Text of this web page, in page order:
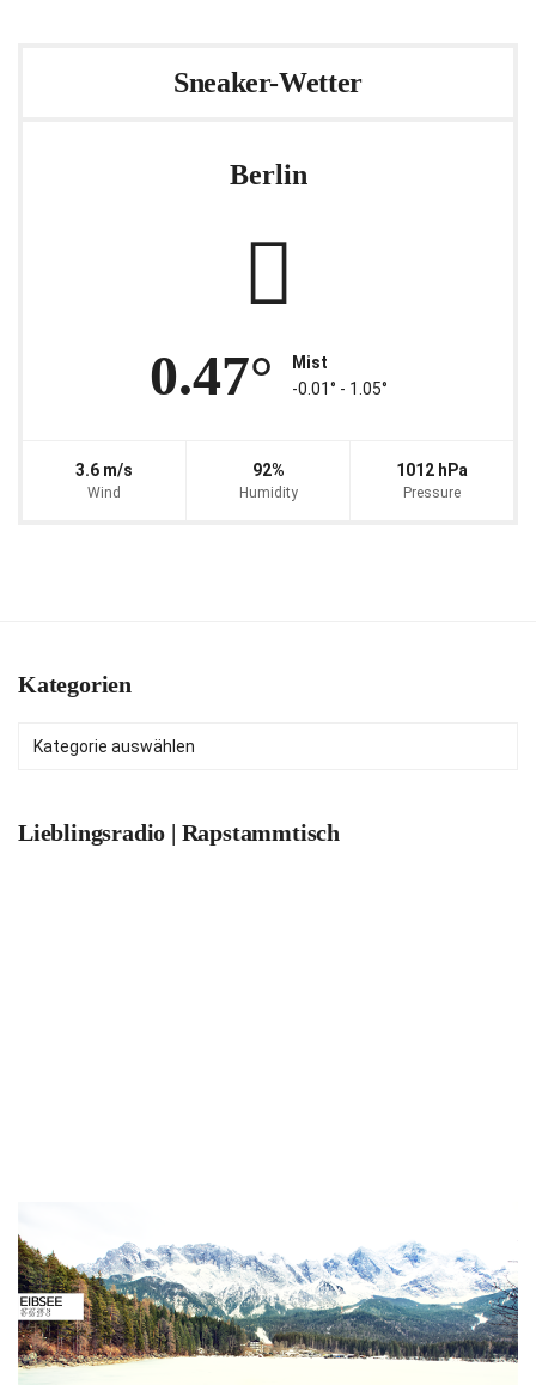
Sneaker-Wetter
Berlin
0.47°
Mist
-0.01° ‐ 1.05°
3.6 m/s
Wind
92%
Humidity
1012 hPa
Pressure
Kategorien
Lieblingsradio | Rapstammtisch